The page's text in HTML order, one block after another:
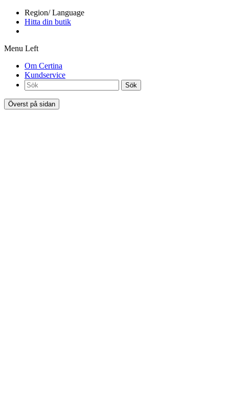
Region/ Language
Hitta din butik
Menu Left
Om Certina
Kundservice
Sök
Överst på sidan